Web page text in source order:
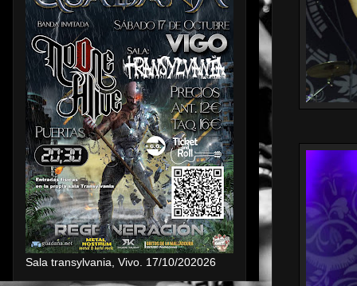
Sala transylvania, Vivo. 17/10/202026